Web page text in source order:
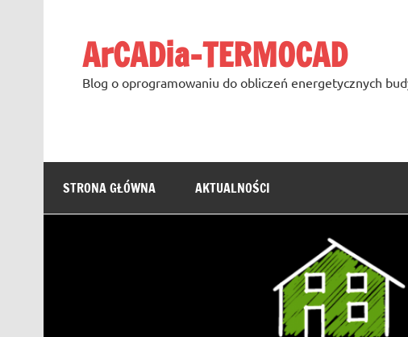
ArCADia-TERMOCAD
Blog o oprogramowaniu do obliczeń energetycznych
STRONA GŁÓWNA AKTUALNOŚCI